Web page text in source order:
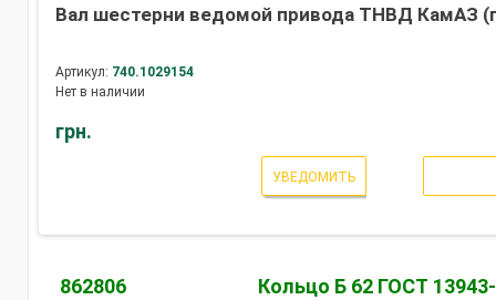
Вал шестерни ведомой привода ТНВД КамАЗ
Артикул: 740.1029154
Нет в наличии
грн.
УВЕДОМИТЬ
862806 Кольцо Б 62 ГОСТ